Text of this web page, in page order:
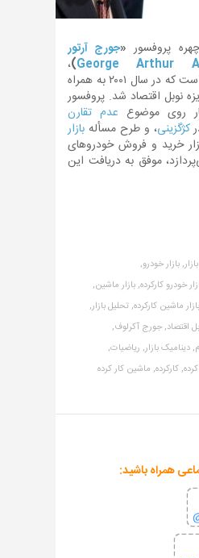
پروفسور «جورج آرتور
George Arthur
)،
اقتصاددان آمریکایی است که در سال ۲۰۰۱ به همراه
نوبل اقتصاد شد. پروفسور
روی موضوع عدم تقارن
کژگزینی، و طرح مسأله بازار
خرید و فروش خودروهای
موفق به دریافت این
بازار,بازار خودرو,
خودرو کارکرده,بازار ماشین,
بازار ماشین کارکرده,تحلیل بازار,
اقتصاد,جورج آکرلوف,
دینامیک بازار, ریاضیات,
کارکرده, ماشین کار کرده
همراه باشید: